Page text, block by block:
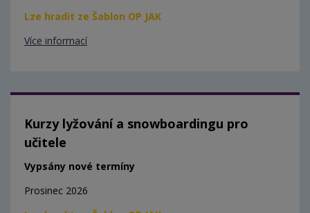
Lze hradit ze Šablon OP JAK
Více informací
Kurzy lyžování a snowboardingu pro
učitele
Vypsány nové termíny
Prosinec 2026